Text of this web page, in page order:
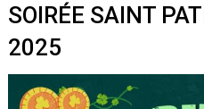
SOIRÉE SAINT
2025